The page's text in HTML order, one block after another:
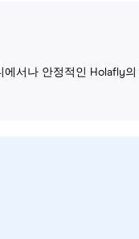
서나 안정적인 Holafly의